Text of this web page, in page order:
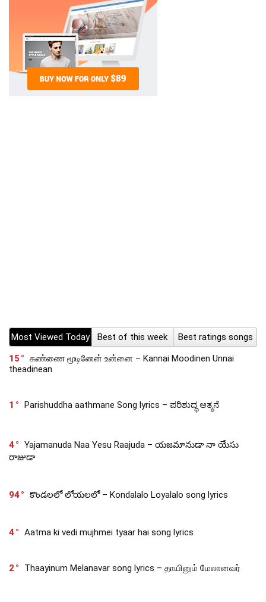
Most Viewed Today Best of this week
Best ratings songs
15
கண்ணை மூடினேன் உன்னை – Kannai Moodinen Unnai
theadinean
1 Parishuddha aathmane Song lyrics – ಪರಿಶುದ್ಧ ಆತ್ಮನೆ
4
Yajamanuda Naa Yesu Raajuda – యజమానుడా నా యేసు
రాజుడా
94 కొండలలో లోయలలో – Kondalalo Loyalalo song lyrics
4 Aatma ki vedi mujhmei tyaar hai song lyrics
2 Thaayinum Melanavar song lyrics – தாயினும் மேலானவர்